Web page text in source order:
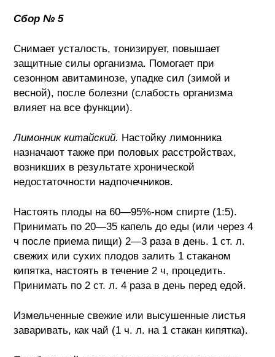
Сбор № 5
Снимает усталость, тонизирует, повышает
защитные силы организма. Помогает при
сезонном авитаминозе, упадке сил (зимой и
весной), после болезни (слабость организма
влияет на все функции).
Лимонник китайский. Настойку лимонника
назначают также при половых расстройствах,
возникших в результате хронической
недостаточности надпочечников.
Настоять плоды на 60—95%-ном спирте (1:5).
Принимать по 20—35 капель до еды (или через 4
ч после приема пищи) 2—3 раза в день. 1 ст. л.
свежих или сухих плодов залить 1 стаканом
кипятка, настоять в течение 2 ч, процедить.
Принимать по 2 ст. л. 4 раза в день перед едой.
Измельченные свежие или высушенные листья
заваривать, как чай (1 ч. л. на 1 стакан кипятка).